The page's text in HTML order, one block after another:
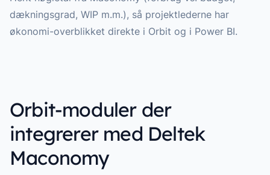
dækningsgrad, WIP m.m.), så projektlederne har
økonomi-overblikket direkte i Orbit og i Power BI.
Orbit-moduler der
integrerer med Deltek
Maconomy